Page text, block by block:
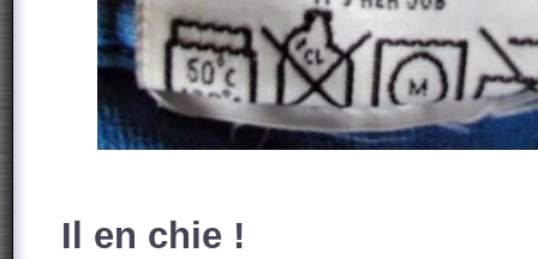
Il en chie !